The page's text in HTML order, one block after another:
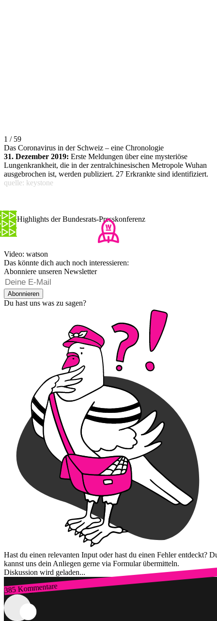
1 / 59
Das Coronavirus in der Schweiz – eine Chronologie
31. Dezember 2019: Erste Meldungen über eine mysteriöse
Lungenkrankheit, die in der zentralchinesischen Metropole Wuhan
ausgebrochen ist, werden publiziert. 27 Erkrankte sind identifiziert.
quelle: keystone
Die Highlights der Bundesrats-Presskonferenz
Video: watson
Das könnte dich auch noch interessieren:
Abonniere unseren Newsletter
Abonnieren
Du hast uns was zu sagen?
Hast du einen relevanten Input oder hast du einen Fehler entdeckt?
kannst uns dein Anliegen gerne via Formular übermitteln.
Diskussion wird geladen...
385 Kommentare
Zum Login